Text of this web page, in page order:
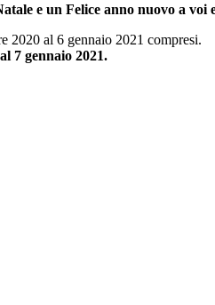
e un Felice anno nuovo a voi
2020 al 6 gennaio 2021 compresi.
7 gennaio 2021.